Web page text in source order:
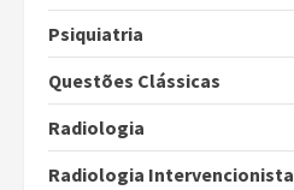
Psiquiatria
Questões Clássicas
Radiologia
Radiologia Intervencionista